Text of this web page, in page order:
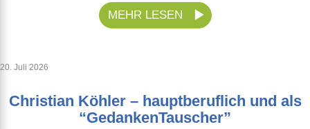
MEHR LESEN
20. Juli 2026
Christian Köhler – hauptberuflich und als
“GedankenTauscher”